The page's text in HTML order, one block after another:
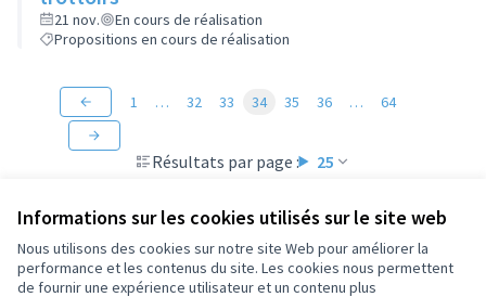
Informations sur les cookies utilisés sur le site web
Nous utilisons des cookies sur notre site Web pour améliorer la
performance et les contenus du site. Les cookies nous permettent
de fournir une expérience utilisateur et un contenu plus
21 nov.
En cours de réalisation
Propositions en cours de réalisation
Résultats par page : 25
1 … 32 33 34 35 36 … 64
Conditions d'utilisation
Paramètres des cookies